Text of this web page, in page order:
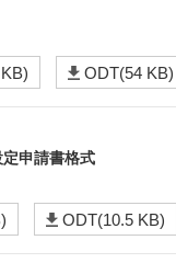
ODT(54 KB)
申請書格式
ODT(10.5 KB)